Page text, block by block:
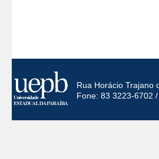
Rua Horácio Trajano
Fone: 83 3223-6702